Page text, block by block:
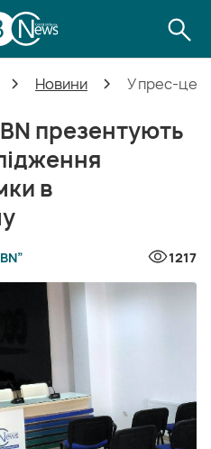
Новини У прес-
презентують
в
1217